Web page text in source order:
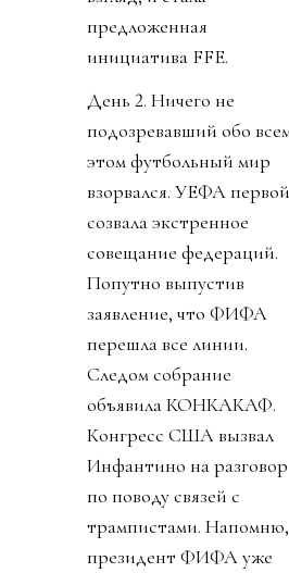
Новый год 1 января 2027.
никому, конечно, не
дали. Принимайте как
мы вам сказали. Или мы
сами примем.
Позже днем выяснилось,
что изначальный пакет в
20-30% будет отдан
соберет брат мужа
дочки Трампа по
фамилии Кушнер (те
самые дельцы, которые,
среди прочего,
планируют сровнять
Сектор Газа с землей,